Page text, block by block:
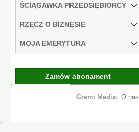
ŚCIĄGAWKA PRZEDSIĘBIORCY
RZECZ O BIZNESIE
MOJA EMERYTURA
Zamów abonament
Gremi Media: O nas